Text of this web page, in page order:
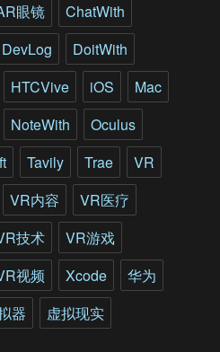
眼镜
ChatWith
DevLog
DoitWith
HTCVive iOS
Mac
NoteWith
Oculus
Tavily Trae
VR
VR内容
VR医疗
技术
VR游戏
视频 Xcode
华为
器 虚拟现实